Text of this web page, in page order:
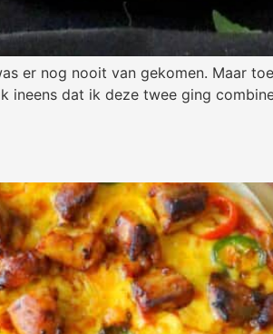
er nog nooit van gekomen. Maar
dat ik deze twee ging